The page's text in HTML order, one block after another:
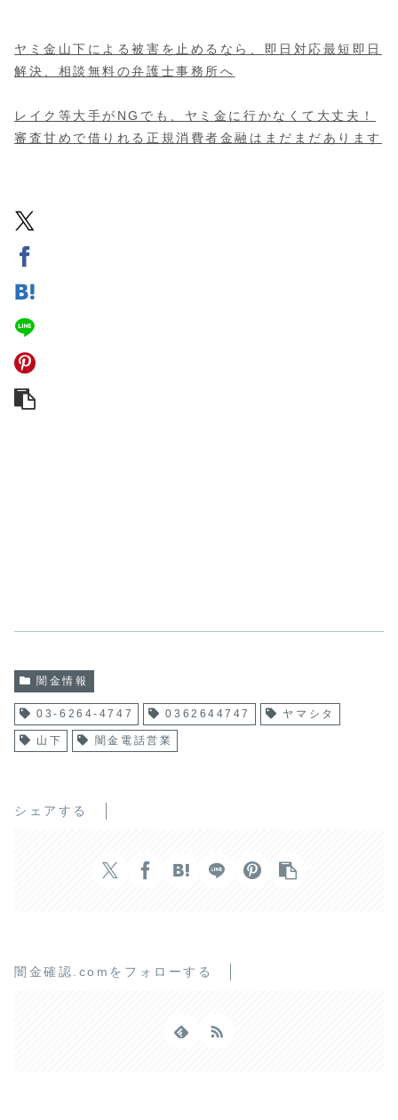
ヤミ金山下による被害を止めるなら、 即日対応最短即日
解決、相談無料の弁護士事務所へ
レイク等大手がNGでも、ヤミ金に行かなくて大丈夫！
審査甘めで借りれる正規消費者金融 はまだまだあります
闇金情報
03-6264-4747 0362644747 ヤマシタ
山下 闇金電話営業
シェアする
闇金確認.comをフォローする